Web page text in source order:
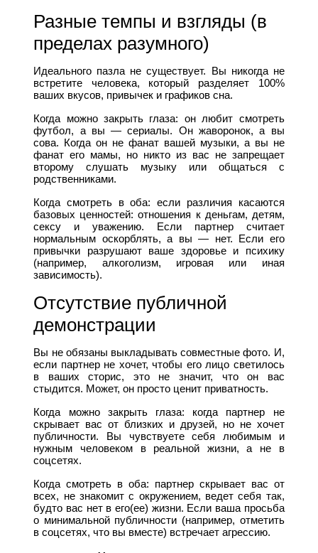
Разные темпы и взгляды (в
пределах разумного)
Идеального пазла не существует. Вы никогда не
встретите человека, который разделяет 100%
ваших вкусов, привычек и графиков сна.
Когда можно закрыть глаза: он любит смотреть
футбол, а вы — сериалы. Он жаворонок, а вы
сова. Когда он не фанат вашей музыки, а вы не
фанат его мамы, но никто из вас не запрещает
второму слушать музыку или общаться с
родственниками.
Когда смотреть в оба: если различия касаются
базовых ценностей: отношения к деньгам, детям,
сексу и уважению. Если партнер считает
нормальным оскорблять, а вы — нет. Если его
привычки разрушают ваше здоровье и психику
(например, алкоголизм, игровая или иная
зависимость).
Отсутствие публичной
демонстрации
Вы не обязаны выкладывать совместные фото. И,
если партнер не хочет, чтобы его лицо светилось
в ваших сторис, это не значит, что он вас
стыдится. Может, он просто ценит приватность.
Когда можно закрыть глаза: когда партнер не
скрывает вас от близких и друзей, но не хочет
публичности. Вы чувствуете себя любимым и
нужным человеком в реальной жизни, а не в
соцсетях.
Когда смотреть в оба: партнер скрывает вас от
всех, не знакомит с окружением, ведет себя так,
будто вас нет в его(ее) жизни. Если ваша просьба
о минимальной публичности (например, отметить
в соцсетях, что вы вместе) встречает агрессию.